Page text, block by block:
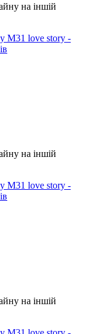
на іншій
на іншій
на іншій